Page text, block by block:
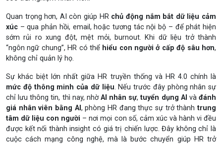
Quan trọng hơn, AI còn giúp HR chủ động nắm bắt dữ liệu cảm
xúc – qua phản hồi, email, hoặc tương tác nội bộ – để phát hiện
sớm rủi ro xung đột, mệt mỏi, burnout. Khi dữ liệu trở thành
“ngôn ngữ chung”, HR có thể hiểu con người ở cấp độ sâu hơn,
không chỉ quản lý họ.
Sự khác biệt lớn nhất giữa HR truyền thống và HR 4.0 chính là
mức độ thông minh của dữ liệu. Nếu trước đây phòng nhân sự
chỉ lưu thông tin, thì nay, nhờAI nhân sự,tuyển dụng AI vàđánh
giá nhân viên bằng AI, phòng HR đang thực sự trở thànhtrung
tâm dữ liệu con người – nơi mọi con số, cảm xúc và hành vi đều
được kết nối thành insight có giá trị chiến lược. Đây không chỉ là
cuộc cách mạng công nghệ, mà là bước chuyển giúp HR trở